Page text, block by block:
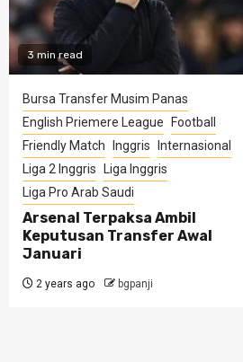
3 min read
Bursa Transfer Musim Panas
English Priemere League
Football
Friendly Match
Inggris
Internasional
Liga 2 Inggris
Liga Inggris
Liga Pro Arab Saudi
Arsenal Terpaksa Ambil
Keputusan Transfer Awal
Januari
2 years ago bgpanji